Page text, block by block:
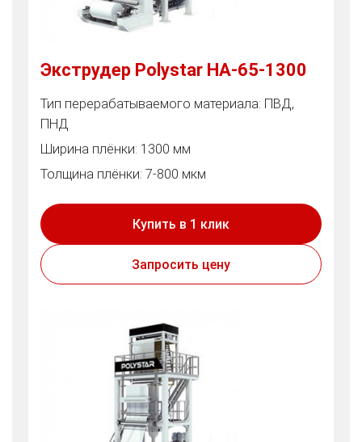
Экструдер Polystar HA-65-1300
Тип перерабатываемого материала: ПВД,
ПНД
Ширина плёнки: 1300 мм
Толщина плёнки: 7-800 мкм
Купить в 1 клик
Запросить цену